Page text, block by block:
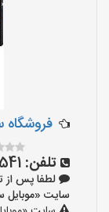
فروشگاه
تلفن:
لطفا پس از
سایت «موبایل سال»